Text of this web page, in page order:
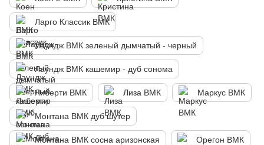
Ларго Классик ВМК
Лаундж ВМК зеленый дымчатый - черный
Лаундж ВМК кашемир - дуб сонома
Либерти ВМК Лиза ВМК Маркус ВМК
Монтана ВМК дуб шутер
Монтана ВМК сосна аризонская Орегон ВМК